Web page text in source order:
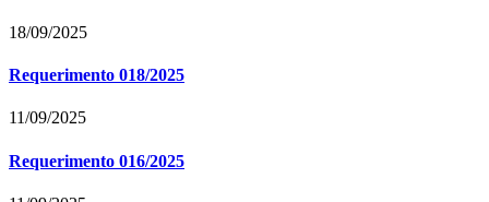
18/09/2025
Requerimento 018/2025
11/09/2025
Requerimento 016/2025